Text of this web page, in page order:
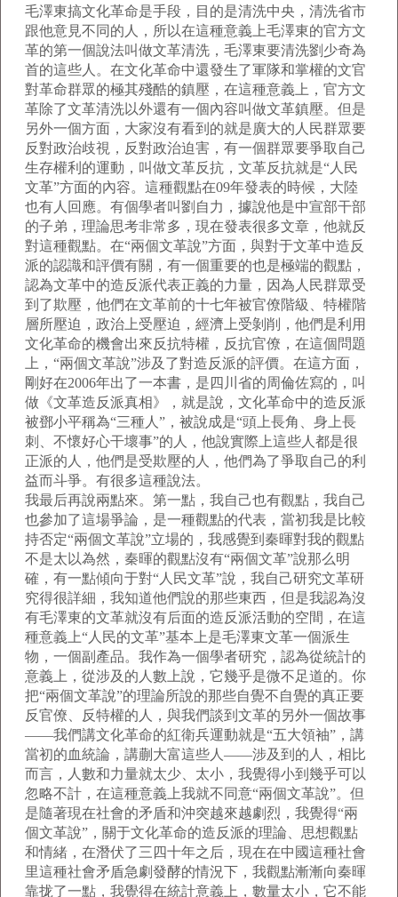
毛澤東搞文化革命是手段，目的是清洗中央，清洗省市
跟他意見不同的人，所以在這種意義上毛澤東的官方文
革的第一個說法叫做文革清洗，毛澤東要清洗劉少奇為
首的這些人。在文化革命中還發生了軍隊和掌權的文官
對革命群眾的極其殘酷的鎮壓，在這種意義上，官方文
革除了文革清洗以外還有一個內容叫做文革鎮壓。但是
另外一個方面，大家沒有看到的就是廣大的人民群眾要
反對政治歧視，反對政治迫害，有一個群眾要爭取自己
生存權利的運動，叫做文革反抗，文革反抗就是“人民
文革”方面的內容。這種觀點在09年發表的時候，大陸
也有人回應。有個學者叫劉自力，據說他是中宣部干部
的子弟，理論思考非常多，現在發表很多文章，他就反
對這種觀點。在“兩個文革說”方面，與對于文革中造反
派的認識和評價有關，有一個重要的也是極端的觀點，
認為文革中的造反派代表正義的力量，因為人民群眾受
到了欺壓，他們在文革前的十七年被官僚階級、特權階
層所壓迫，政治上受壓迫，經濟上受剝削，他們是利用
文化革命的機會出來反抗特權，反抗官僚，在這個問題
上，“兩個文革說”涉及了對造反派的評價。在這方面，
剛好在2006年出了一本書，是四川省的周倫佐寫的，叫
做《文革造反派真相》，就是說，文化革命中的造反派
被鄧小平稱為“三種人”，被說成是“頭上長角、身上長
刺、不懷好心干壞事”的人，他說實際上這些人都是很
正派的人，他們是受欺壓的人，他們為了爭取自己的利
益而斗爭。有很多這種說法。
我最后再說兩點來。第一點，我自己也有觀點，我自己
也參加了這場爭論，是一種觀點的代表，當初我是比較
持否定“兩個文革說”立場的，我感覺到秦暉對我的觀點
不是太以為然，秦暉的觀點沒有“兩個文革”說那么明
確，有一點傾向于對“人民文革”說，我自己研究文革研
究得很詳細，我知道他們說的那些東西，但是我認為沒
有毛澤東的文革就沒有后面的造反派活動的空間，在這
種意義上“人民的文革”基本上是毛澤東文革一個派生
物，一個副產品。我作為一個學者研究，認為從統計的
意義上，從涉及的人數上說，它幾乎是微不足道的。你
把“兩個文革說”的理論所說的那些自覺不自覺的真正要
反官僚、反特權的人，與我們談到文革的另外一個故事
——我們講文化革命的紅衛兵運動就是“五大領袖”，講
當初的血統論，講蒯大富這些人——涉及到的人，相比
而言，人數和力量就太少、太小，我覺得小到幾乎可以
忽略不計，在這種意義上我就不同意“兩個文革說”。但
是隨著現在社會的矛盾和沖突越來越劇烈，我覺得“兩
個文革說”，關于文化革命的造反派的理論、思想觀點
和情緒，在潛伏了三四十年之后，現在在中國這種社會
里這種社會矛盾急劇發酵的情況下，我觀點漸漸向秦暉
靠拢了一點，我覺得在統計意義上，數量太小，它不能